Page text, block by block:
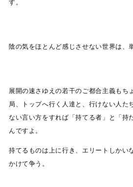
す。
陰の気をほとんど感じさせない世界は、
展開の速さゆえの若干のご都合主義もち
局、トップへ行く人達と、行けない人た
ない言い方をすれば「持てる者」と「持
んですよ。
持てるものは上に行き、エリートしかい
かけて争う。